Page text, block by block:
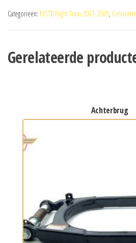
Categorieën: FXSTB Night Train 2007-2009,
Gerelateerde
achterbrug